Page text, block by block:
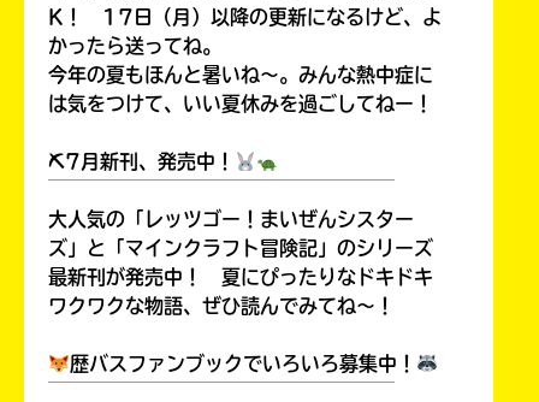
K！ 17日（月）以降の更新になるけど、よ
かったら送ってね。
今年の夏もほんと暑いね～。みんな熱中症に
は気をつけて、いい夏休みを過ごしてねー！
⛏7月新刊、発売中！
大人気の「レッツゴー！まいぜんシスター
ズ」と「マインクラフト冒険記」のシリーズ
最新刊が発売中！ 夏にぴったりなドキドキ
ワクワクな物語、ぜひ読んでみてね～！
歴バスファンブックでいろいろ募集中！